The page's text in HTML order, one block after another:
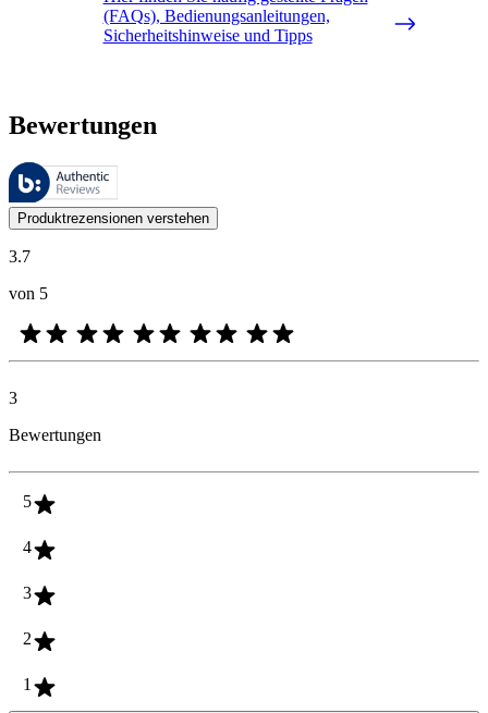
(FAQs), Bedienungsanleitungen,
Sicherheitshinweise und Tipps
Bewertungen
Diese Bewertungen werden von Bazaarvoice verwaltet und
Kundenmeinungen in Form von Produkt- und Sternebewertungen
Produktrezensionen verstehen
3.7
von 5
3
Bewertungen
5
4
3
2
1